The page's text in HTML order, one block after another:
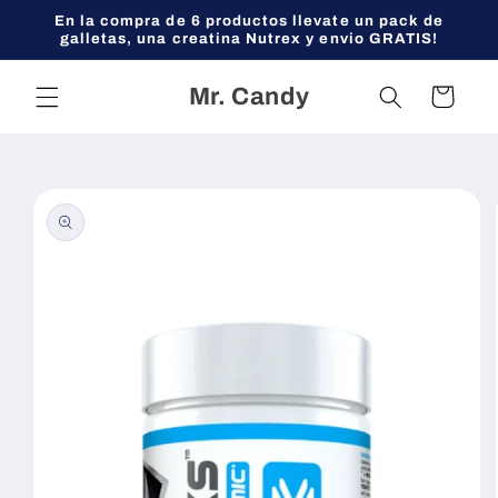
directamente
al contenido
En la compra de 6 productos llevate un pack de
galletas, una creatina Nutrex y envio GRATIS!
Mr. Candy Carrito
información